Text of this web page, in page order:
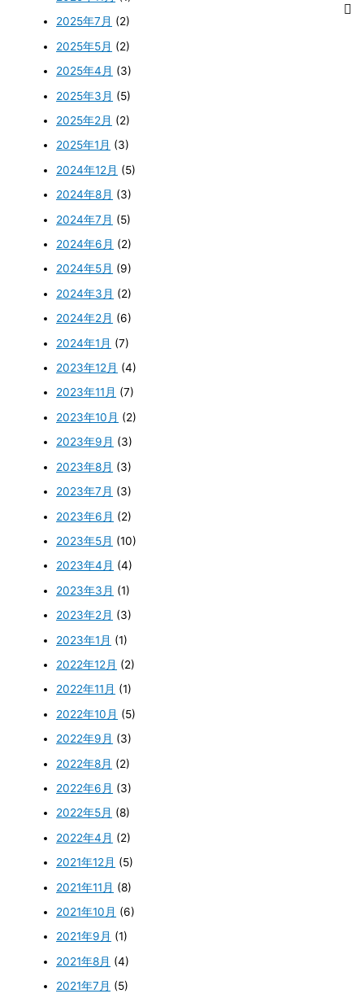
2025年7月 (2)
2025年5月 (2)
2025年4月 (3)
2025年3月 (5)
2025年2月 (2)
2025年1月 (3)
2024年12月 (5)
2024年8月 (3)
2024年7月 (5)
2024年6月 (2)
2024年5月 (9)
2024年3月 (2)
2024年2月 (6)
2024年1月 (7)
2023年12月 (4)
2023年11月 (7)
2023年10月 (2)
2023年9月 (3)
2023年8月 (3)
2023年7月 (3)
2023年6月 (2)
2023年5月 (10)
2023年4月 (4)
2023年3月 (1)
2023年2月 (3)
2023年1月 (1)
2022年12月 (2)
2022年11月 (1)
2022年10月 (5)
2022年9月 (3)
2022年8月 (2)
2022年6月 (3)
2022年5月 (8)
2022年4月 (2)
2021年12月 (5)
2021年11月 (8)
2021年10月 (6)
2021年9月 (1)
2021年8月 (4)
2021年7月 (5)